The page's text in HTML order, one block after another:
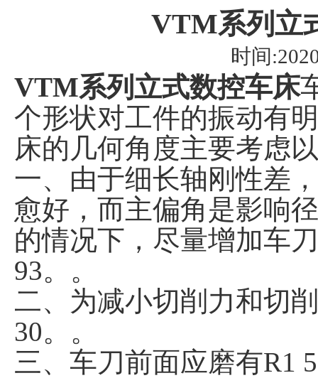
VTM系列立
时间
VTM系列立式数控车床
个形状对工件的振动有
床的几何角度主要考虑
一、由于细长轴刚性差
愈好，而主偏角是影响
的情况下，尽量增加车
93。。
二、为减小切削力和切
30。。
三、车刀前面应磨有R1